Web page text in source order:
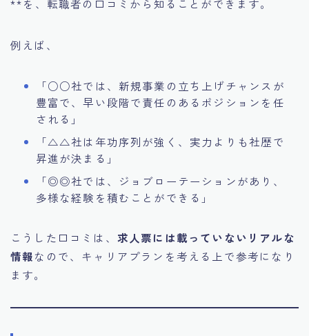
**を、転職者の口コミから知ることができます。
例えば、
「○○社では、新規事業の立ち上げチャンスが
豊富で、早い段階で責任のあるポジションを任
される」
「△△社は年功序列が強く、実力よりも社歴で
昇進が決まる」
「◎◎社では、ジョブローテーションがあり、
多様な経験を積むことができる」
こうした口コミは、 求人票には載っていないリアルな
情報なので、キャリアプランを考える上で参考になり
ます。